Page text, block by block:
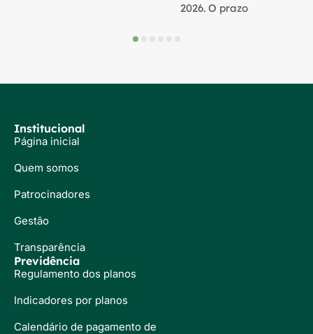
2026. O prazo
Institucional
Página inicial
Quem somos
Patrocinadores
Gestão
Transparência
Previdência
Regulamento dos planos
Indicadores por planos
Calendário de pagamento de